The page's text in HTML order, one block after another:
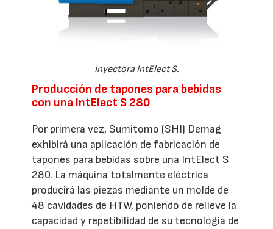
Inyectora IntElect S.
Producción de tapones para bebidas
con una IntElect S 280
Por primera vez, Sumitomo (SHI) Demag
exhibirá una aplicación de fabricación de
tapones para bebidas sobre una IntElect S
280. La máquina totalmente eléctrica
producirá las piezas mediante un molde de
48 cavidades de HTW, poniendo de relieve la
capacidad y repetibilidad de su tecnología de